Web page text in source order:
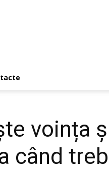
voința
când